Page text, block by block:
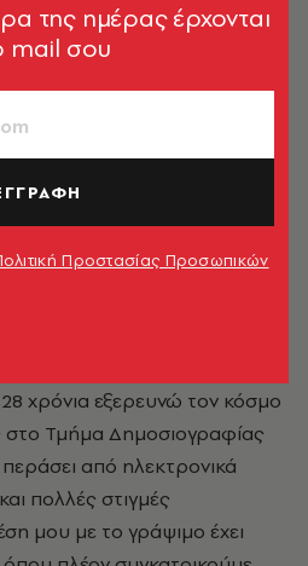
χρόνια εξερευνώ τον κόσμο
Τμήμα Δημοσιογραφίας
από ηλεκτρονικά
πολλές στιγμές
μου με το γράψιμο έχει
της ημέρας έρχονται
mail σου
Προστασίας Προσωπικών